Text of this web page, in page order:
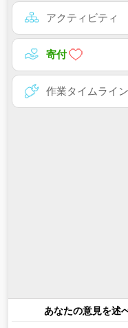
アクティビティ
寄付
作業タイムライン
あなたの意見を述